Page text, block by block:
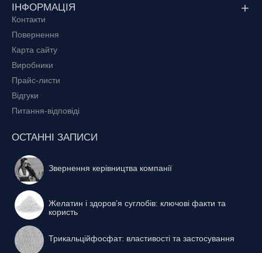
ІНФОРМАЦІЯ
Контакти
Повернення
Карта сайту
Виробники
Прайс-листи
Відгуки
Питання-відповіді
ОСТАННІ ЗАПИСИ
Звернення керівництва компанії
Желатин і здоров’я суглобів: ключові факти та
користь
Трикальційфосфат: властивості та застосування